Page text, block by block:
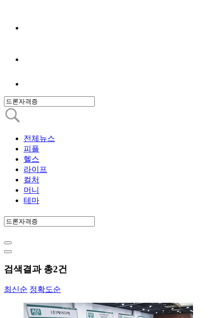
전체뉴스
피플
헬스
라이프
컬처
머니
테마
검색결과 총2건
최신순 정확도순